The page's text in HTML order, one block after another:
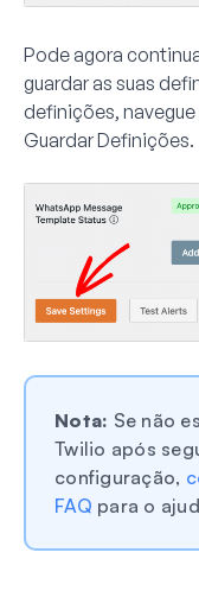
Pode agora
guardar as suas
definições,
Guardar Definições.
Nota: Se não
Twilio após
configuração,
FAQ para o